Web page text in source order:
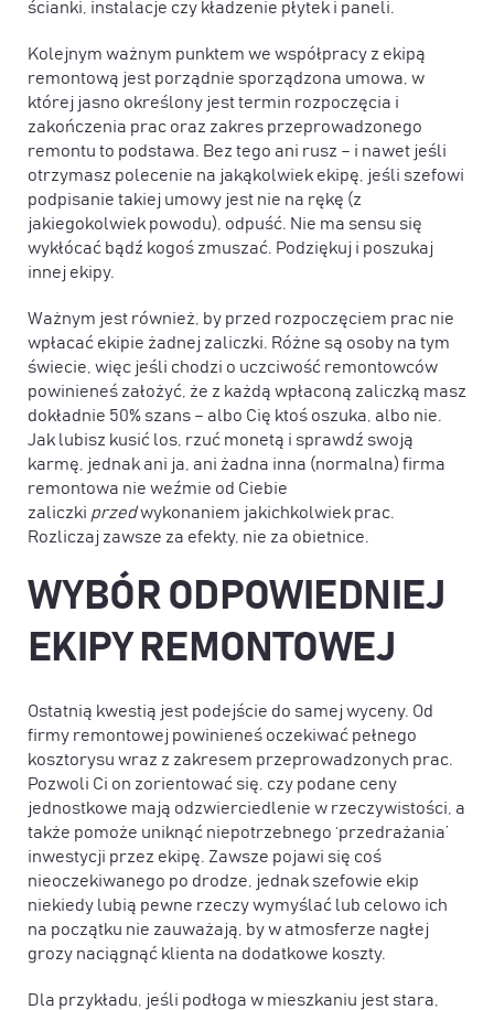
ścianki, instalacje czy kładzenie płytek i paneli.
Kolejnym ważnym punktem we współpracy z ekipą
remontową jest porządnie sporządzona umowa, w
której jasno określony jest termin rozpoczęcia i
zakończenia prac oraz zakres przeprowadzonego
remontu to podstawa. Bez tego ani rusz – i nawet jeśli
otrzymasz polecenie na jakąkolwiek ekipę, jeśli szefowi
podpisanie takiej umowy jest nie na rękę (z
jakiegokolwiek powodu), odpuść. Nie ma sensu się
wykłócać bądź kogoś zmuszać. Podziękuj i poszukaj
innej ekipy.
Ważnym jest również, by przed rozpoczęciem prac nie
wpłacać ekipie żadnej zaliczki. Różne są osoby na tym
świecie, więc jeśli chodzi o uczciwość remontowców
powinieneś założyć, że z każdą wpłaconą zaliczką masz
dokładnie 50% szans – albo Cię ktoś oszuka, albo nie.
Jak lubisz kusić los, rzuć monetą i sprawdź swoją
karmę, jednak ani ja, ani żadna inna (normalna) firma
remontowa nie weźmie od Ciebie
zaliczki przedwykonaniem jakichkolwiek prac.
Rozliczaj zawsze za efekty, nie za obietnice.
WYBÓR ODPOWIEDNIEJ
EKIPY REMONTOWEJ
Ostatnią kwestią jest podejście do samej wyceny. Od
firmy remontowej powinieneś oczekiwać pełnego
kosztorysu wraz z zakresem przeprowadzonych prac.
Pozwoli Ci on zorientować się, czy podane ceny
jednostkowe mają odzwierciedlenie w rzeczywistości, a
także pomoże uniknąć niepotrzebnego ‘przedrażania’
inwestycji przez ekipę. Zawsze pojawi się coś
nieoczekiwanego po drodze, jednak szefowie ekip
niekiedy lubią pewne rzeczy wymyślać lub celowo ich
na początku nie zauważają, by w atmosferze nagłej
grozy naciągnąć klienta na dodatkowe koszty.
Dla przykładu, jeśli podłoga w mieszkaniu jest stara,